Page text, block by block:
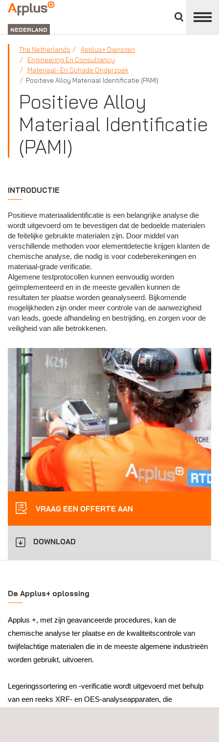
divisions
panel
APPLUS+
NEDERLAND
The Netherlands
Applus+ Diensten
Engineering En Consultancy
Materiaal- En Schade Onderzoek
Positieve Alloy Materiaal Identificatie (PAMI)
Positieve Alloy
Materiaal Identificatie
(PAMI)
INTRODUCTIE
Positieve materiaalidentificatie is een belangrijke analyse die
wordt uitgevoerd om te bevestigen dat de bedoelde materialen
de feitelijke gebruikte materialen zijn. Door middel van
verschillende methoden voor elementdetectie krijgen klanten de
chemische analyse, die nodig is voor codeberekeningen en
materiaal-grade verificatie.
Algemene testprotocollen kunnen eenvoudig worden
geïmplementeerd en in de meeste gevallen kunnen de
resultaten ter plaatse worden geanalyseerd. Bijkomende
mogelijkheden zijn onder meer controle van de aanwezigheid
van leads, goede afhandeling en bestrijding, en zorgen voor de
veiligheid van alle betrokkenen.
VRAAG EEN OFFERTE AAN
DOWNLOAD
De Applus+ oplossing
Applus +, met zijn geavanceerde procedures, kan de
chemische analyse ter plaatse en de kwaliteitscontrole van
twijfelachtige materialen die in de meeste algemene industrieën
worden gebruikt, uitvoeren.
Legeringssortering en -verificatie wordt uitgevoerd met behulp
van een reeks XRF- en OES-analyseapparaten, die